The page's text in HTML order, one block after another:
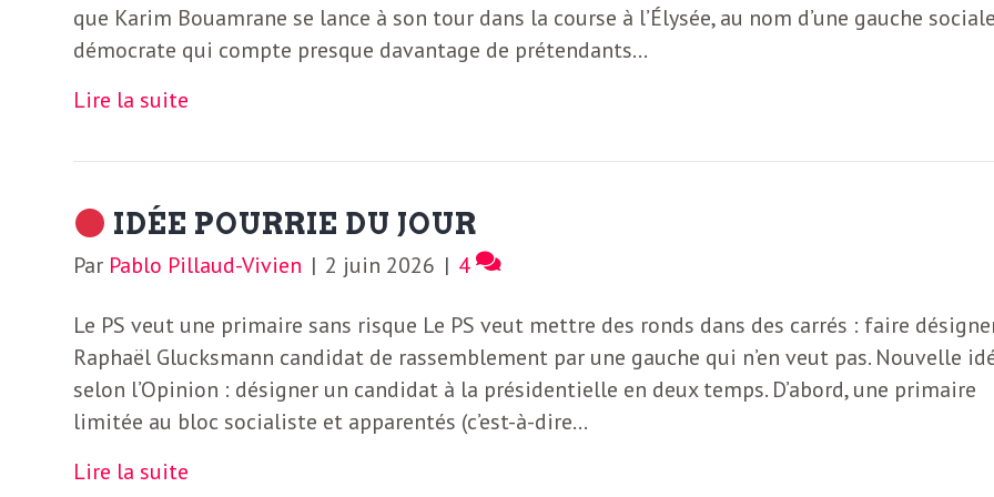
R
e
g
a
r
d
s
que Karim Bouamrane se lance à son tour dans la course à l’Élysée, au nom d’une gauche
démocrate qui compte presque davantage de prétendants…
Lire la suite
IDÉE POURRIE DU JOUR
Par Pablo Pillaud-Vivien | 2 juin 2026 | 4
Le PS veut une primaire sans risque Le PS veut mettre des ronds dans des carrés : faire
Raphaël Glucksmann candidat de rassemblement par une gauche qui n’en veut pas. Nouvelle
selon l’Opinion : désigner un candidat à la présidentielle en deux temps. D’abord, une primaire
limitée au bloc socialiste et apparentés (c’est-à-dire…
Lire la suite